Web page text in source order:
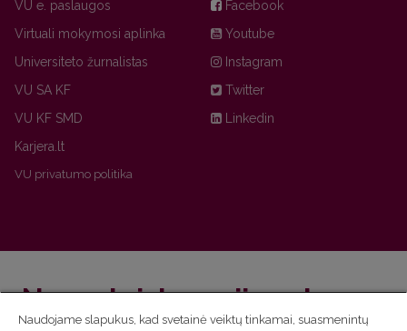
VU e. paslaugos
Virtuali mokymosi aplinka
Universiteto žurnalistas
VU SA KF
VU KF SMD
Karjera.lt
VU privatumo politika
Facebook
Youtube
Instagram
Twitter
Linkedin
Nepraleisk naujienų!
Naudojame slapukus, kad svetainė veiktų tinkamai, suasmenintų